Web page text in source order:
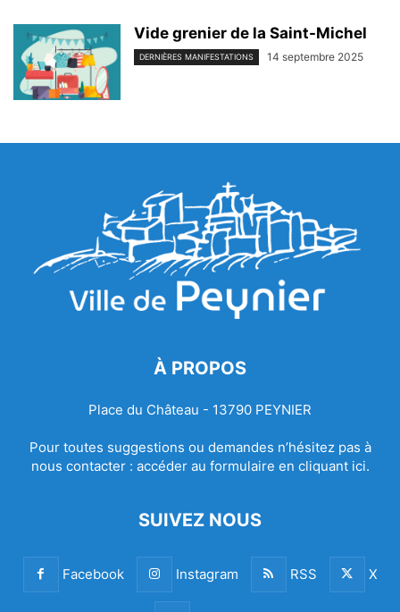
Vide grenier de la Saint-Michel
DERNIÈRES MANIFESTATIONS 14 septembre 2025
À PROPOS
Place du Château - 13790 PEYNIER
Pour toutes suggestions ou demandes n’hésitez pas à
nous contacter : accéder au formulaire en cliquant ici.
SUIVEZ NOUS
Facebook Instagram RSS X